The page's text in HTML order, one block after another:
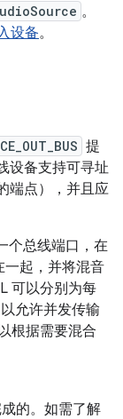
。
设备。
提
设备支持可寻址
端点），并且应
个总线端口，在
一起，并将混音
可以分别为每
允许并发传输
根据需要混合
的。如需了解